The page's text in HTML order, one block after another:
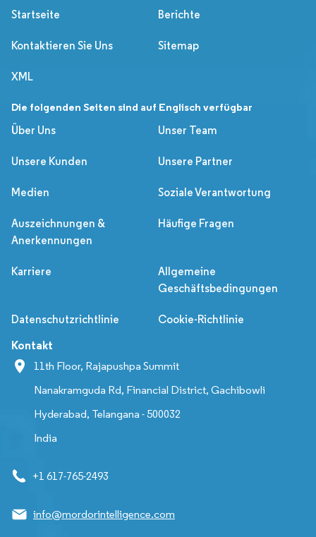
Startseite Berichte
Kontaktieren Sie Uns Sitemap
XML
Die folgenden Seiten sind auf Englisch verfügbar
Über Uns
Unser Team
Unsere Kunden Unsere Partner
Medien Soziale Verantwortung
Auszeichnungen &
Anerkennungen
Häufige Fragen
Karriere
Allgemeine
Geschäftsbedingungen
Datenschutzrichtlinie Cookie-Richtlinie
Kontakt
11th Floor, Rajapushpa Summit
Nanakramguda Rd, Financial District, Gachibowli
Hyderabad, Telangana - 500032
India
+1 617-765-2493
info@mordorintelligence.com